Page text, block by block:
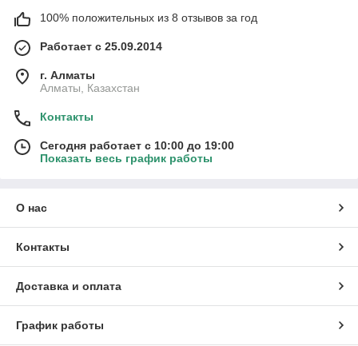
100% положительных из 8 отзывов за год
Работает с 25.09.2014
г. Алматы
Алматы, Казахстан
Контакты
Сегодня работает с 10:00 до 19:00
Показать весь график работы
О нас
Контакты
Доставка и оплата
График работы